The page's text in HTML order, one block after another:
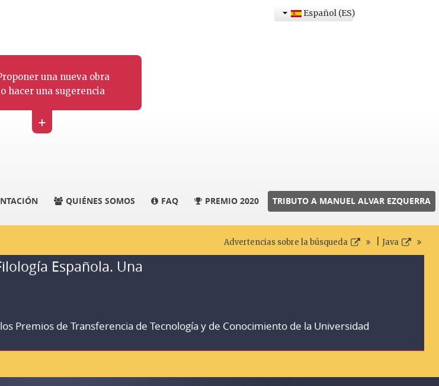
una nueva obra
o hacer una sugerencia
+
Español (ES)
QUIÉNES SOMOS FAQ PREMIO 2020 TRIBUTO A MANUEL ALVAR EZQUERRA
Advertencias sobre la búsqueda Java
Española. Una
Premios de Transferencia de Tecnología y de Conocimiento de la Universidad